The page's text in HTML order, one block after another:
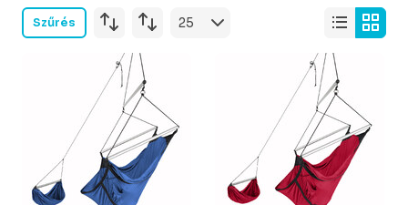
Szűrés